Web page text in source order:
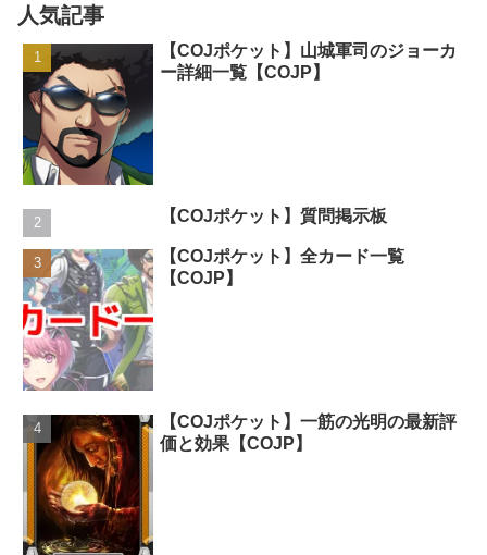
人気記事
【COJポケット】山城軍司のジョーカ
ー詳細一覧【COJP】
【COJポケット】質問掲示板
【COJポケット】全カード一覧
【COJP】
【COJポケット】一筋の光明の最新評
価と効果【COJP】